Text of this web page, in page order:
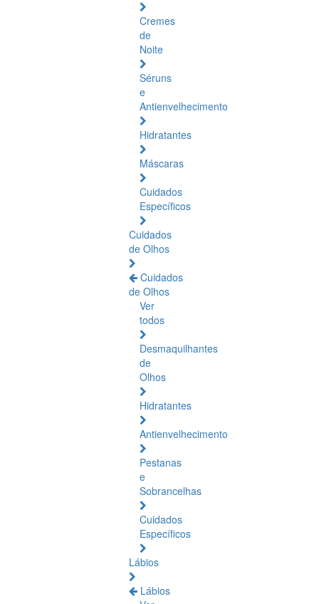
Cremes
de
Noite
Séruns
e
Antienvelhecimento
Hidratantes
Máscaras
Cuidados
Específicos
Cuidados
de Olhos
Cuidados
de Olhos
Ver
todos
Desmaquilhantes
de
Olhos
Hidratantes
Antienvelhecimento
Pestanas
e
Sobrancelhas
Cuidados
Específicos
Lábios
Lábios